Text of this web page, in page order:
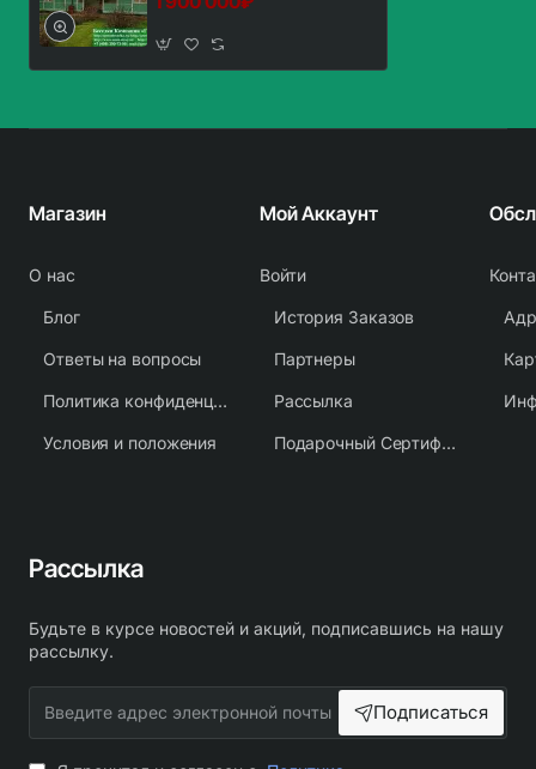
Магазин
О нас
Блог
Ответы на вопросы
Политика конфиденциальности
Условия и положения
Мой Аккаунт
Войти
История Заказов
Партнеры
Рассылка
Подарочный Сертификат
Рассылка
Будьте в курсе новостей и акций, подписавшись на нашу
рассылку.
адрес
электронной
почты
Подписаться